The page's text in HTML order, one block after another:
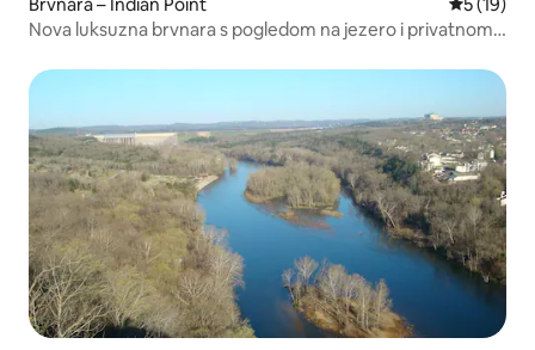
Nova luksuzna brvnara s pogledom na jezero i privatnom